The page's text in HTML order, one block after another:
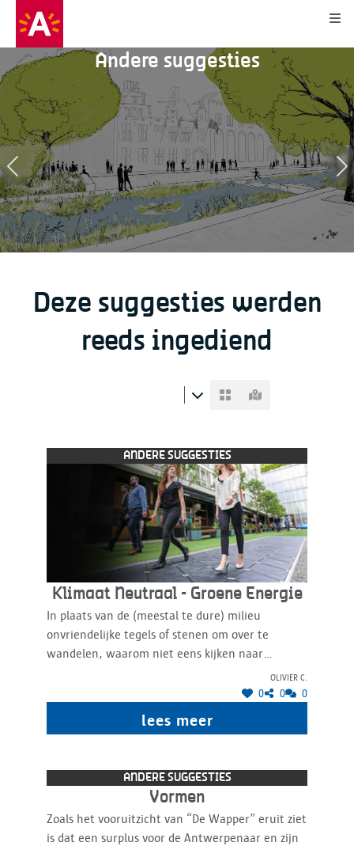
Andere suggesties
Deze suggesties werden
reeds ingediend
ANDERE SUGGESTIES
Klimaat Neutraal - Groene Energie
In plaats van de (meestal te dure) milieu
onvriendelijke tegels of stenen om over te
wandelen, waarom niet eens kijken naar
Pavegen? Vermits Antwerpen stad zich groener
wil profileren en ook een voortrekkersrol wil
een duwtje geven. Met een groot verwacht
opleveren. https://www.pavegen.com/en/case-
studies
Olivier C.
0 0 0
lees meer
ANDERE SUGGESTIES
Vormen
Zoals het vooruitzicht van “De Wapper” eruit ziet
is dat een surplus voor de Antwerpenaar en zijn